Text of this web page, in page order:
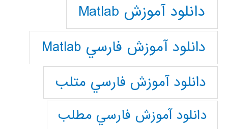
دانلود آموزش Matlab
دانلود آموزش فارسي Matlab
دانلود آموزش فارسي متلب
دانلود آموزش فارسي مطلب